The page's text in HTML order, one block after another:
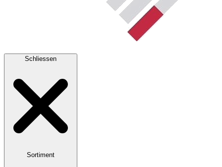
Schliessen
Sortiment